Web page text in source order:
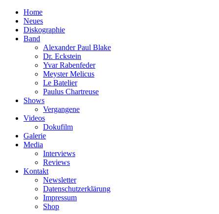
Home
Neues
Diskographie
Band
Alexander Paul Blake
Dr. Eckstein
Yvar Rabenfeder
Meyster Melicus
Le Batelier
Paulus Chartreuse
Shows
Vergangene
Videos
Dokufilm
Galerie
Media
Interviews
Reviews
Kontakt
Newsletter
Datenschutzerklärung
Impressum
Shop